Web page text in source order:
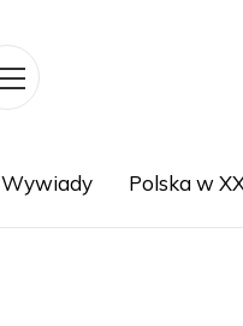
Wywiady Polska w